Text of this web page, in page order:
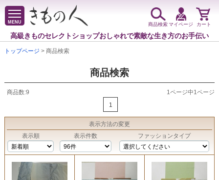
MENU
高級きものセレクトショップおしゃれで素敵な生き方のお手伝い
商品検索マイページ カート
トップページ > 商品検索
商品検索
商品数:9
1ページ中1ページ
1
表示方法の変更
表示順
表示件数 ファッションタイプ